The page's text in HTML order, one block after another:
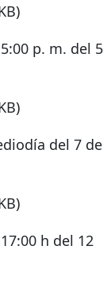
p. m. del 5
del 7 de
h del 12